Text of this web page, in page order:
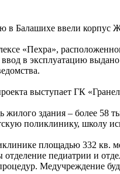
в Балашихе ввели корпус
«Пехра»,
ввод в эксплуатацию
выступает ГК
здания – более 58
поликлинику, школу
площадью 332 кв.
отделение педиатрии и
Медучреждение